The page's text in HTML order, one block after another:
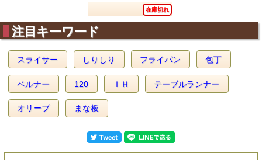
在庫切れ
注目キーワード
スライサー しりしり フライパン 包丁
ベルナー 120 ＩＨ テーブルランナー
オリーブ まな板